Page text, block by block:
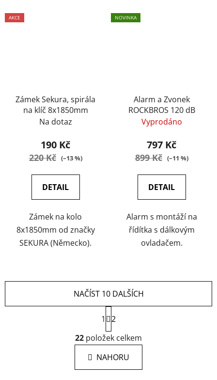
AKCE
Zámek Sekura, spirála
na klíč 8x1850mm
Na dotaz
190 Kč
220 Kč (–13 %)
DETAIL
Zámek na kolo
8x1850mm od značky
SEKURA (Německo).
NOVINKA
Alarm a Zvonek
ROCKBROS 120 dB
Vyprodáno
797 Kč
899 Kč (–11 %)
DETAIL
Alarm s montáží na
řídítka s dálkovým
ovladačem.
O
v
l
á
d
NAČÍST 10 DALŠÍCH
S
t
r
á
n
k
1
2
22 položek celkem
NAHORU